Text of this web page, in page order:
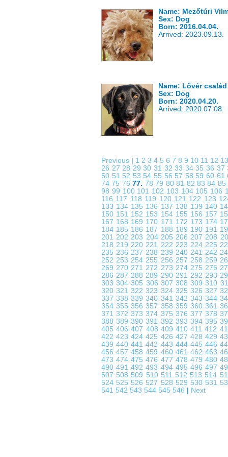
Name: Mezőtúri
Sex: Dog
Born: 2016.04.04.
Arrived: 2023.09.13.
Name: Lővér
Sex: Dog
Born: 2020.04.20.
Arrived: 2020.07.08.
Previous 1 2 3 4 5 6 7 8 9 10 11 12
26 2728 293031 3233 343536 37
50 51 52 53 54 55 56 57 58 5960 61
7475 7677. 7879 8081 82 8384 85
98 99 100 101 102 103 104 105 106
116 117 118 119 120 121 122 123
133 134 135 136 137 138 139 140
150 151 152 153 154 155 156 157
167 168 169 170 171 172 173 174
184 185 186 187 188 189 190 191
201202203 204 205 206207208
218219220221 222 223 224 225
235236237238 239 240 241 242
252253254255 256 257 258 259
269270271272 273 274 275 276
286287288289 290 291 292 293
303304305 306 307 308309310
320321322323 324 325 326 327
337338339340 341 342 343 344
354355356357 358 359 360 361
371372373374 375 376 377 378
388389390391 392 393 394 395
405406407 408 409 410411412
422423424425 426 427 428 429
439440441442 443 444 445 446
456457458459 460 461 462 463
473474475476 477 478 479 480
490491492493 494 495 496 497
507 508 509 510 511 512 513 514
524 525 526 527 528 529 530 531
541 542 543 544 545 546 Next